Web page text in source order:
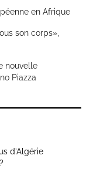
en Afrique
son corps»,
nouvelle
Piazza
d’Algérie